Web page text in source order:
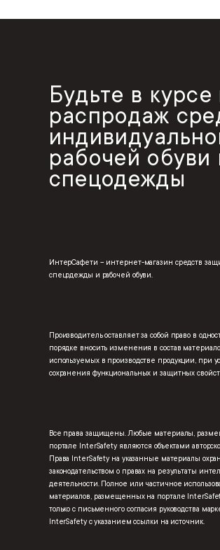
Будьте в
распродаж
рабочей обуви
спецодежды
ИнтерСафети – интернет-магазин средств
спецодежды и рабочей обуви.
Производитель оставляет за собой право в
порядке вносить изменения в состав
используемых в производстве продукции, при
сохранения функциональных и защитных
Все права защищены. Любые материалы,
портале InterSafety являются объектами
Права InterSafety на указанные материалы
законодательством о правах на результаты
деятельности. Полное или частичное
материалов, размещенных на портале
только с письменного согласия руководства
InterSafety с указанием ссылки на источник.